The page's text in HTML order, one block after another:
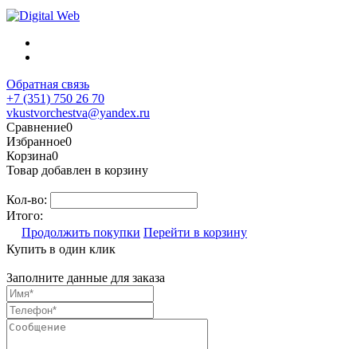
Обратная связь
+7 (351) 750 26 70
vkustvorchestva@yandex.ru
Сравнение0
Избранное0
Корзина0
Товар добавлен в корзину
Кол-во:
Итого:
Продолжить покупки Перейти в корзину
Купить в один клик
Заполните данные для заказа